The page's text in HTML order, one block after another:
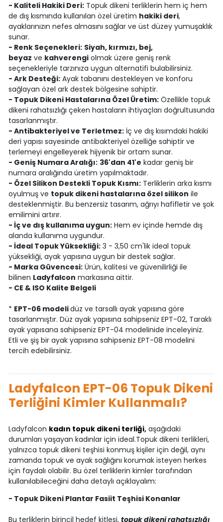
- Kaliteli Hakiki Deri:Topuk dikeni terliklerin hem iç hem
de dış kısmında kullanılan özel üretim hakiki deri,
ayaklarınızın nefes almasını sağlar ve üst düzey yumuşaklık
sunar.
- Renk Seçenekleri: Siyah, kırmızı, bej,
beyaz ve kahverengiolmak üzere geniş renk
seçenekleriyle tarzınıza uygun alternatifi bulabilirsiniz.
- Ark Desteği:Ayak tabanını destekleyen ve konforu
sağlayan özel ark destek bölgesine sahiptir.
- Topuk Dikeni Hastalarına Özel Üretim:Özellikle topuk
dikeni rahatsızlığı çeken hastaların ihtiyaçları doğrultusunda
tasarlanmıştır.
- Antibakteriyel ve Terletmez:İç ve dış kısımdaki hakiki
deri yapısı sayesinde antibakteriyel özelliğe sahiptir ve
terlemeyi engelleyerek hijyenik bir ortam sunar.
- Geniş Numara Aralığı: 36'dan 41'e kadar geniş bir
numara aralığında üretim yapılmaktadır.
- Özel Silikon Destekli Topuk Kısmı:Terliklerin arka kısmı
oyulmuş ve topuk dikeni hastalarına özel silikon ile
desteklenmiştir. Bu benzersiz tasarım, ağrıyı hafifletir ve şok
emilimini artırır.
- İç ve dış kullanıma uygun:Hem ev içinde hemde dış
alanda kullanıma uygundur.
- İdeal Topuk Yüksekliği:3 - 3,50 cm'lik ideal topuk
yüksekliği, ayak yapısına uygun bir destek sağlar.
- Marka Güvencesi:Ürün, kalitesi ve güvenilirliği ile
bilinen Ladyfalcon markasına aittir.
- CE & ISO Kalite Belgeli
* EPT-06 modelidüz ve tarsallı ayak yapısına göre
tasarlanmıştır. Düz ayak yapısına sahipseniz EPT-02, Taraklı
ayak yapısana sahipseniz EPT-04 modelinide inceleyiniz.
Etli ve şiş bir ayak yapısına sahipseniz EPT-08 modelini
tercih edebilirsiniz.
Ladyfalcon EPT-06 Topuk Dikeni
Terliğini Kimler Kullanmalı?
Ladyfalcon kadın topuk dikeni terliği,aşağıdaki
durumları yaşayan kadınlar için ideal.Topuk dikeni terlikleri,
yalnızca topuk dikeni teşhisi konmuş kişiler için değil, aynı
zamanda topuk ve ayak sağlığını korumak isteyen herkes
için faydalı olabilir. Bu özel terliklerin kimler tarafından
kullanılabileceğini daha detaylı açıklayalım:
- Topuk Dikeni Plantar Fasiit Teşhisi Konanlar
Bu terliklerin birincil hedef kitlesi, topuk dikeni rahatsızlığı